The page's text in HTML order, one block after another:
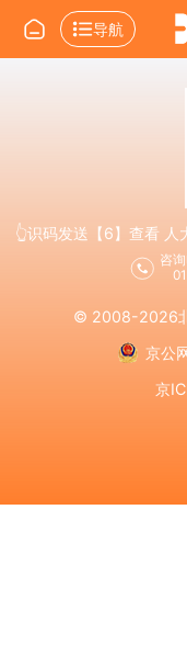
导航
👆识码发送【6】查看
咨
© 2008-2026
京公
京